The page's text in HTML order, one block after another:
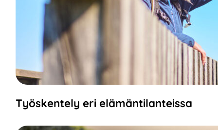
Työskentely eri elämäntilanteissa